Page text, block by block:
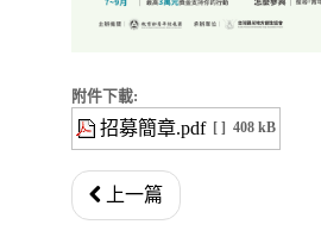
附件下載:
招募簡章.pdf [ ] 408 kB
上一篇